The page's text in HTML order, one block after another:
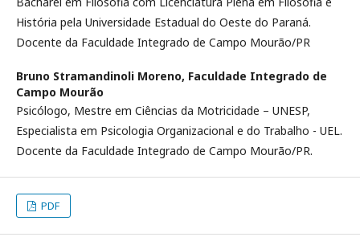
História pela Universidade Estadual do Oeste do Paraná.
Docente da Faculdade Integrado de Campo Mourão/PR
Bruno Stramandinoli Moreno, Faculdade Integrado de
Campo Mourão
Psicólogo, Mestre em Ciências da Motricidade – UNESP,
Especialista em Psicologia Organizacional e do Trabalho - UEL.
Docente da Faculdade Integrado de Campo Mourão/PR.
PDF